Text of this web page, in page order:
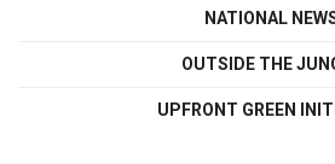
NATIONAL
OUTSIDE THE
UPFRONT GREEN